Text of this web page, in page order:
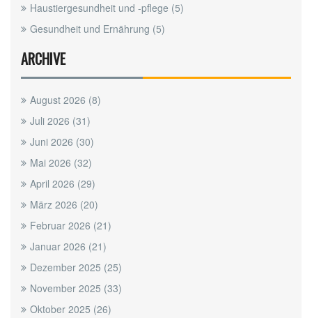
Haustiergesundheit und -pflege (5)
Gesundheit und Ernährung (5)
ARCHIVE
August 2026 (8)
Juli 2026 (31)
Juni 2026 (30)
Mai 2026 (32)
April 2026 (29)
März 2026 (20)
Februar 2026 (21)
Januar 2026 (21)
Dezember 2025 (25)
November 2025 (33)
Oktober 2025 (26)